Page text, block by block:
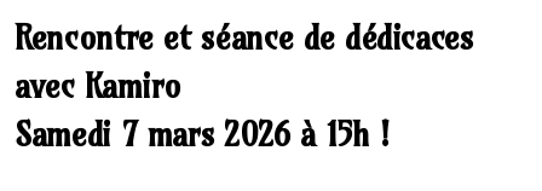
Rencontre et séance de dédicaces
avec Kamiro
Samedi 7 mars 2026 à 15h !